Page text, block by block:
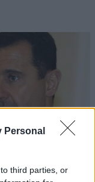
Personal
third parties, or